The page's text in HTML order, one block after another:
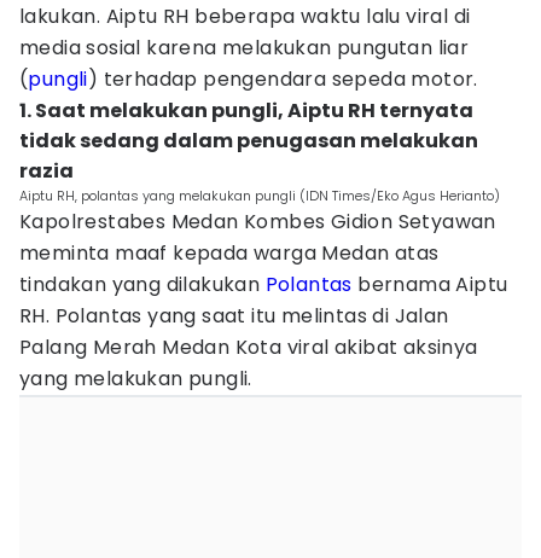
lakukan. Aiptu RH beberapa waktu lalu viral di
media sosial karena melakukan pungutan liar
(pungli) terhadap pengendara sepeda motor.
1. Saat melakukan pungli, Aiptu RH ternyata
tidak sedang dalam penugasan melakukan
razia
Aiptu RH, polantas yang melakukan pungli (IDN Times/Eko Agus Herianto)
Kapolrestabes Medan Kombes Gidion Setyawan
meminta maaf kepada warga Medan atas
tindakan yang dilakukan Polantas bernama Aiptu
RH. Polantas yang saat itu melintas di Jalan
Palang Merah Medan Kota viral akibat aksinya
yang melakukan pungli.